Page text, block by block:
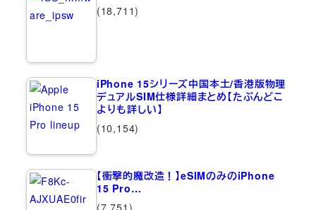
(18,711)
iPhone 15シリーズ中国本土/香港版物理
デュアルSIM仕様詳細まとめ【たぶんどこ
よりも詳しい】
(10,154)
【衝撃的魔改造！】eSIMのみのiPhone
15 Pro…